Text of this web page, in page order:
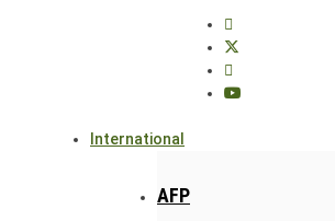
International
AFP